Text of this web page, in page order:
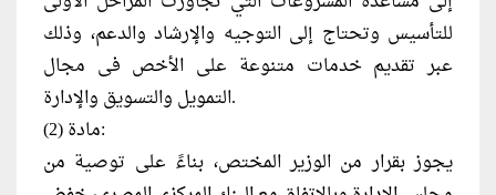
للتأسيس وتحتاج إلى التوجيه والإرشاد والدعم، وذلك
عبر تقديم خدمات متنوعة على الأخص فى مجال
التمويل والتسويق والإدارة.
مادة (2):
يجوز بقرار من الوزير المختص، بناءً على توصية من